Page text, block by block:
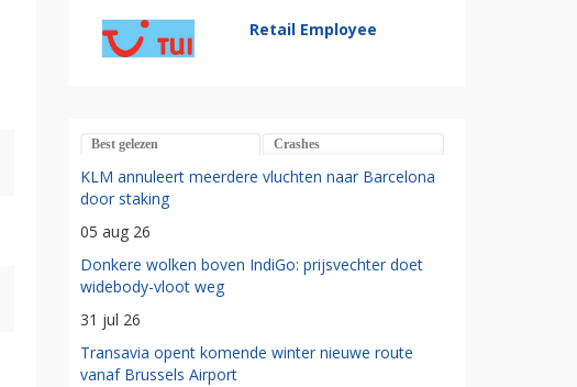
Retail Employee
Best gelezen Crashes
KLM annuleert meerdere vluchten naar Barcelona
door staking
05 aug 26
Donkere wolken boven IndiGo: prijsvechter doet
widebody-vloot weg
31 jul 26
Transavia opent komende winter nieuwe route
vanaf Brussels Airport